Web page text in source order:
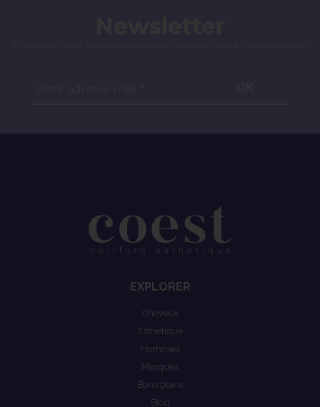
EXPLORER
Cheveux
Esthétique
Hommes
Marques
Bons plans
Blog